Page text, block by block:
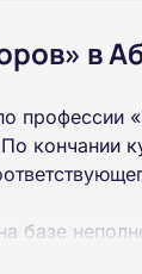
в
профессии
кончании
базе